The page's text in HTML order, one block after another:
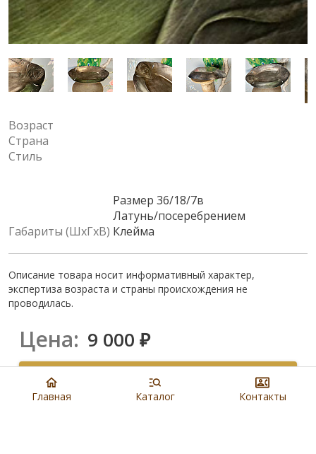
Возраст
Страна
Стиль
Габариты (ШхГхВ)
Размер 36/18/7в
Латунь/посеребрением
Клейма
Описание товара носит информативный характер,
экспертиза возраста и страны происхождения не
проводилась.
Цена: 9 000 ₽
Купить
Главная Каталог Контакты